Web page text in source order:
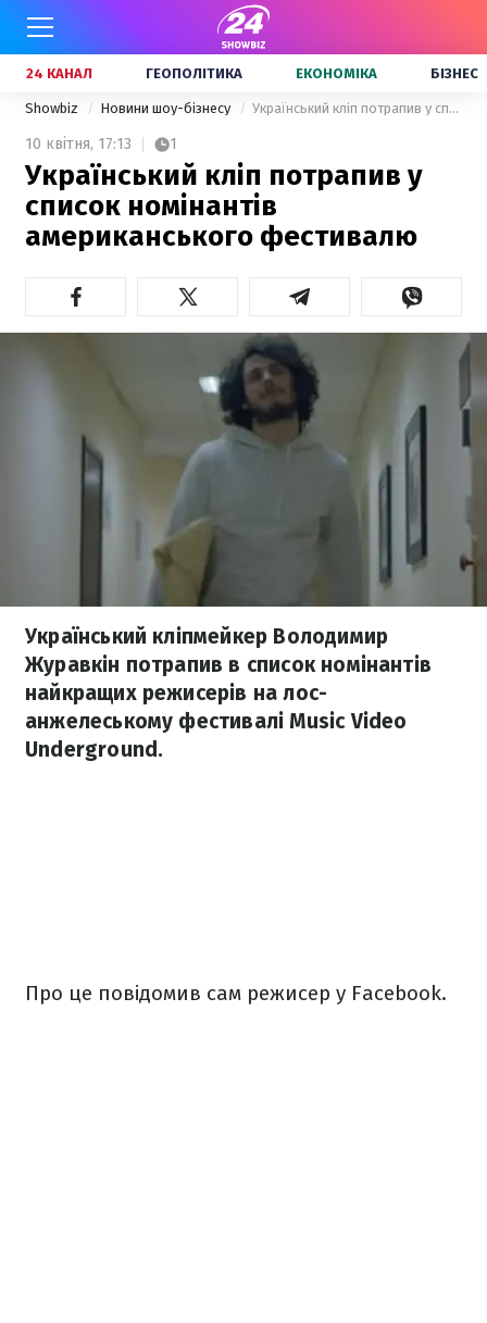
24 КАНАЛ ГЕОПОЛІТИКА ЕКОНОМІКА БІЗНЕС
Showbiz Новини шоу-бізнесу Український кліп потрапив у список номінантів американського фестивалю
10 квітня, 17:13 1
Український кліп потрапив у
список номінантів
американського фестивалю
Український кліпмейкер Володимир
Журавкін потрапив в список номінантів
найкращих режисерів на лос-
анжелеському фестивалі Music Video
Underground.
Про це повідомив сам режисер у Facebook.